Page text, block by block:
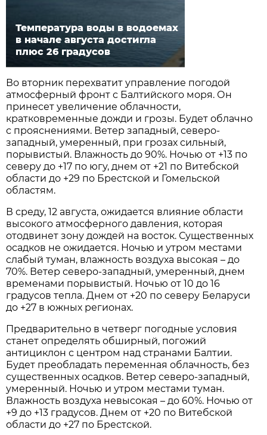
Температура воды в водоемах
в начале августа достигла
плюс 26 градусов
Во вторник перехватит управление погодой
атмосферный фронт с Балтийского моря. Он
принесет увеличение облачности,
кратковременные дожди и грозы. Будет облачно
с прояснениями. Ветер западный, северо-
западный, умеренный, при грозах сильный,
порывистый. Влажность до 90%. Ночью от +13 по
северу до +17 по югу, днем от +21 по Витебской
области до +29 по Брестской и Гомельской
областям.
В среду, 12 августа, ожидается влияние области
высокого атмосферного давления, которая
отодвинет зону дождей на восток. Существенных
осадков не ожидается. Ночью и утром местами
слабый туман, влажность воздуха высокая – до
70%. Ветер северо-западный, умеренный, днем
временами порывистый. Ночью от 10 до 16
градусов тепла. Днем от +20 по северу Беларуси
до +27 в южных регионах.
Предварительно в четверг погодные условия
станет определять обширный, погожий
антициклон с центром над странами Балтии.
Будет преобладать переменная облачность, без
существенных осадков. Ветер северо-западный,
умеренный. Ночью и утром местами туман.
Влажность воздуха невысокая – до 60%. Ночью от
+9 до +13 градусов. Днем от +20 по Витебской
области до +27 по Брестской.